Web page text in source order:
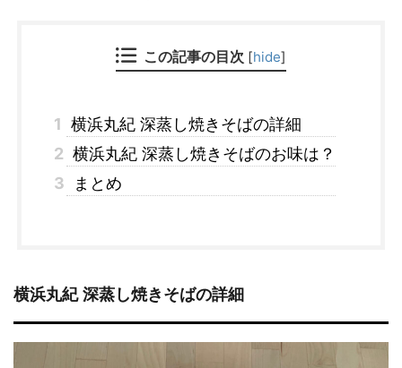
この記事の目次 [hide]
1 横浜丸紀 深蒸し焼きそばの詳細
2 横浜丸紀 深蒸し焼きそばのお味は？
3
まとめ
横浜丸紀 深蒸し焼きそばの詳細